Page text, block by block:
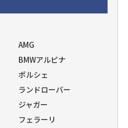
AMG
BMWアルピナ
ポルシェ
ランドローバー
ジャガー
フェラーリ